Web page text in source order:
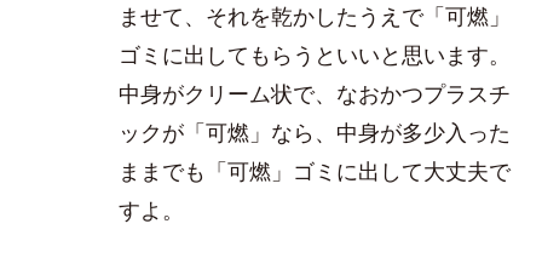
ませて、それを乾かしたうえで「可燃」
ゴミに出してもらうといいと思います。
中身がクリーム状で、なおかつプラスチ
ックが「可燃」なら、中身が多少入った
ままでも「可燃」ゴミに出して大丈夫で
すよ。